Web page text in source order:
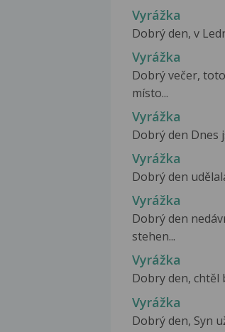
Vyrážka
Dobrý den, v
Vyrážka
Dobrý večer,
místo...
Vyrážka
Dobrý den Dnes
Vyrážka
Dobrý den
Vyrážka
Dobrý den
stehen...
Vyrážka
Dobry den, chtěl
Vyrážka
Dobrý den, Syn